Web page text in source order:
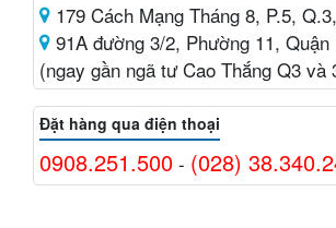
179 Cách Mạng Tháng 8, P.5,
91A đường 3/2, Phường 11, Quận
(ngay gần ngã tư Cao Thắng Q3 và
Đặt hàng qua điện thoại
0908.251.500 - (028)